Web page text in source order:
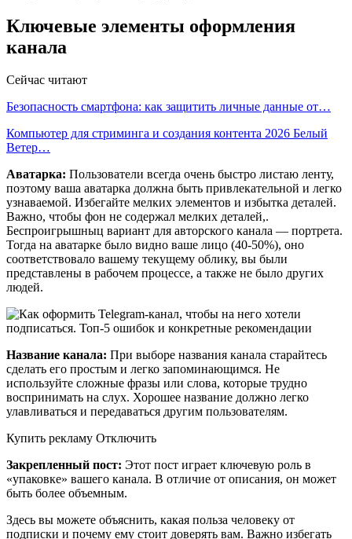
Ключевые элементы оформления
канала
Сейчас читают
Безопасность смартфона: как защитить личные данные от…
Компьютер для стриминга и создания контента 2026 Белый
Ветер…
Аватарка: Пользователи всегда очень быстро листаю ленту,
поэтому ваша аватарка должна быть привлекательной и легко
узнаваемой. Избегайте мелких элементов и избытка деталей.
Важно, чтобы фон не содержал мелких деталей,.
Беспроигрышныц вариант для авторского канала — портрета.
Тогда на аватарке было видно ваше лицо (40-50%), оно
соответствовало вашему текущему облику, вы были
представлены в рабочем процессе, а также не было других
людей.
Название канала: При выборе названия канала старайтесь
сделать его простым и легко запоминающимся. Не
используйте сложные фразы или слова, которые трудно
воспринимать на слух. Хорошее название должно легко
улавливаться и передаваться другим пользователям.
Купить рекламу Отключить
Закрепленный пост: Этот пост играет ключевую роль в
«упаковке» вашего канала. В отличие от описания, он может
быть более объемным.
Здесь вы можете объяснить, какая польза человеку от
подписки и почему ему стоит доверять вам. Важно избегать